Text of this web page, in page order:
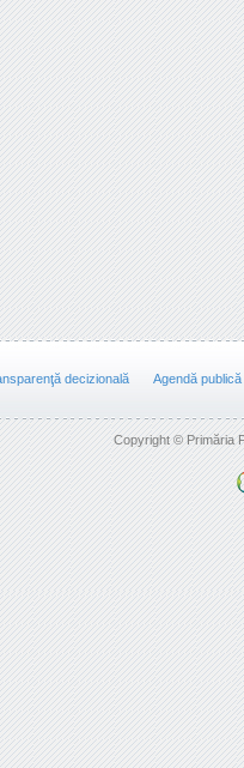
decizională Agendă publică
Copyright © Primăria